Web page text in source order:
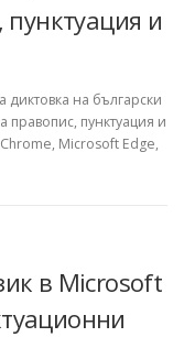
пунктуация и
на български
правопис, пунктуация и
Microsoft Edge,
в Microsoft